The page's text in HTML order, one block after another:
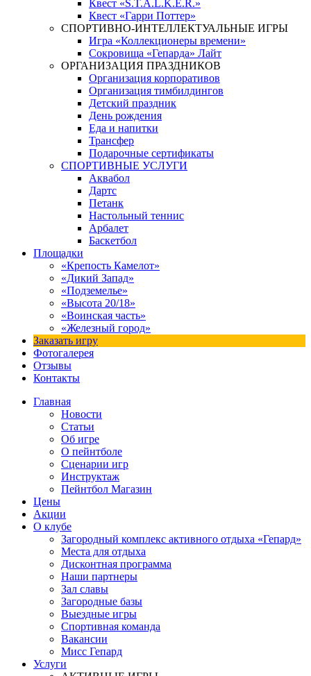
Квест «S.T.A.L.K.E.R.»
Квест «Гарри Поттер»
СПОРТИВНО-ИНТЕЛЛЕКТУАЛЬНЫЕ ИГРЫ
Игра «Коллекционеры времени»
Сокровища «Гепарда» Лайт
ОРГАНИЗАЦИЯ ПРАЗДНИКОВ
Организация корпоративов
Организация тимбилдингов
Детский праздник
День рождения
Еда и напитки
Трансфер
Подарочные сертификаты
СПОРТИВНЫЕ УСЛУГИ
Аквабол
Дартс
Петанк
Настольный теннис
Арбалет
Баскетбол
Площадки
«Крепость Камелот»
«Дикий Запад»
«Подземелье»
«Высота 20/18»
«Воинская часть»
«Железный город»
Заказать игру
Фотогалерея
Отзывы
Контакты
Главная
Новости
Статьи
Об игре
О пейнтболе
Сценарии игр
Инструктаж
Пейнтбол Магазин
Цены
Акции
О клубе
Загородный комплекс активного отдыха «Гепард»
Места для отдыха
Дисконтная программа
Наши партнеры
Зал славы
Загородные базы
Выездные игры
Спортивная команда
Вакансии
Мисс Гепард
Услуги